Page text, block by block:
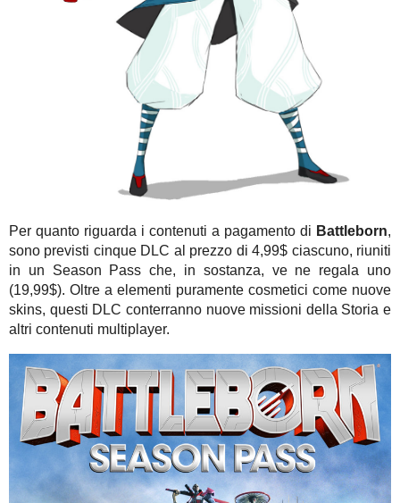
Per quanto riguarda i contenuti a pagamento di Battleborn,
sono previsti cinque DLC al prezzo di 4,99$ ciascuno, riuniti
in un Season Pass che, in sostanza, ve ne regala uno
(19,99$). Oltre a elementi puramente cosmetici come nuove
skins, questi DLC conterranno nuove missioni della Storia e
altri contenuti multiplayer.